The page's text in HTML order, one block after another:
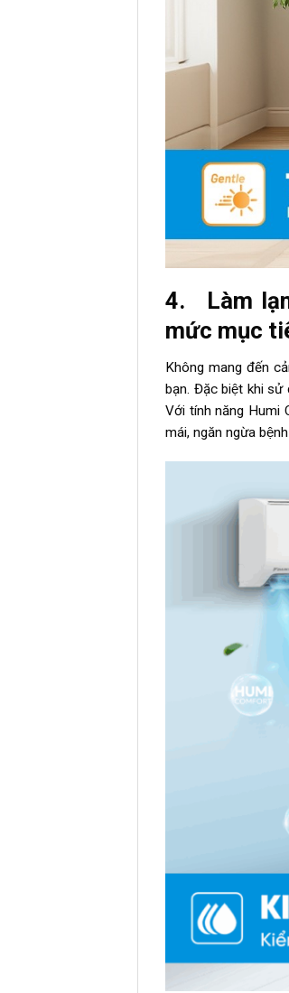
4. Làm
mức mục
Không mang đến
bạn. Đặc biệt khi
Với tính năng Humi
mái, ngăn ngừa